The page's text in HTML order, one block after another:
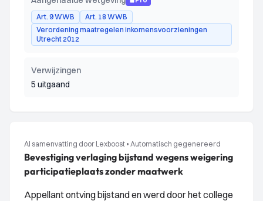
Art. 9 WWB
Art. 18 WWB
Verordening maatregelen inkomensvoorzieningen
Utrecht 2012
Verwijzingen
5 uitgaand
AI samenvatting door Lexboost • Automatisch gegenereerd
Bevestiging verlaging bijstand wegens weigering
participatieplaats zonder maatwerk
Appellant ontving bijstand en werd door het college